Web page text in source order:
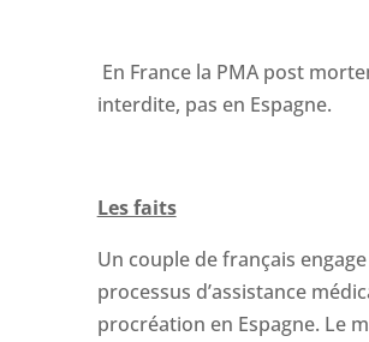
En France la PMA post
interdite, pas en Espagne.
Les faits
Un couple de français
processus d’assistance
procréation en Espagne. Le